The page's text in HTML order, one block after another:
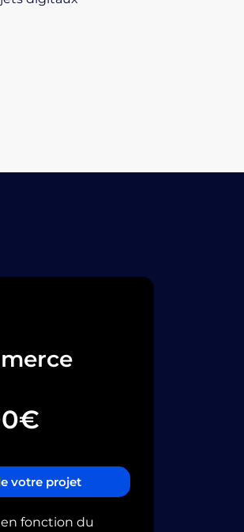
votre projet
fonction du